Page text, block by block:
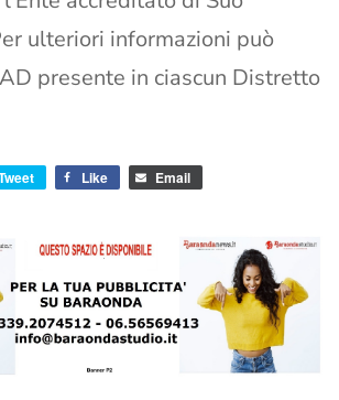
ulteriori informazioni può
presente in ciascun Distretto
Like Email